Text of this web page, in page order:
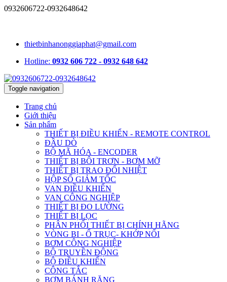
0932606722-0932648642
thietbinhanonggiaphat@gmail.com
Hotline: 0932 606 722 - 0932 648 642
Toggle navigation
Trang chủ
Giới thiệu
Sản phẩm
THIẾT BỊ ĐIỀU KHIỂN - REMOTE CONTROL
ĐẦU DÒ
BỘ MÃ HÓA - ENCODER
THIẾT BỊ BÔI TRƠN - BƠM MỠ
THIẾT BỊ TRAO ĐỔI NHIỆT
HỘP SỐ GIẢM TỐC
VAN ĐIỀU KHIỂN
VAN CÔNG NGHIỆP
THIẾT BỊ ĐO LƯỜNG
THIẾT BỊ LỌC
PHÂN PHỐI THIẾT BỊ CHÍNH HÃNG
VÒNG BI - Ổ TRỤC- KHỚP NỐI
BƠM CÔNG NGHIỆP
BỘ TRUYỀN ĐỘNG
BỘ ĐIỀU KHIỂN
CÔNG TẮC
BƠM BÁNH RĂNG